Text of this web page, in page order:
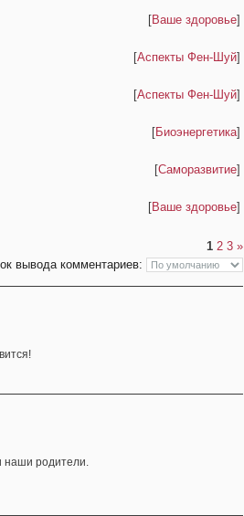
[Ваше здоровье]
[Аспекты Фен-Шуй]
[Аспекты Фен-Шуй]
[Биоэнергетика]
[Саморазвитие]
[Ваше здоровье]
1 2 3 »
вывода комментариев:
наши родители.